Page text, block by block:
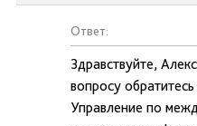
Ответ:
Здравствуйте,
вопросу
Управление по